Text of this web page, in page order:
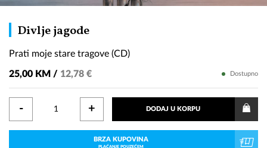
Divlje jagodePrati
moje
stare
tragove
(CD)
Prati moje stare tragove (CD)
25,00 KM / 12,78 € Dostupno
- + DODAJ U KORPU
BRZA KUPOVINA
PLAĆANJE POUZEĆEM